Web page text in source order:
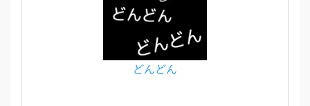
どんどん